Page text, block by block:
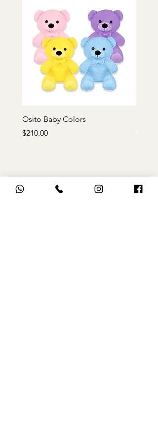
Osito Baby Colors
Precio
$210.00
Precio
$170.00